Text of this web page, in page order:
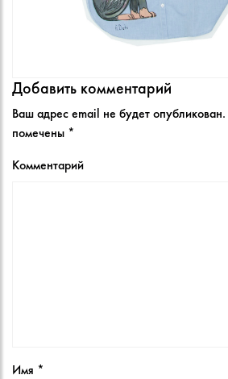
Добавить комментарий
Ваш адрес email не будет опубликован.
помечены *
Комментарий
Имя *